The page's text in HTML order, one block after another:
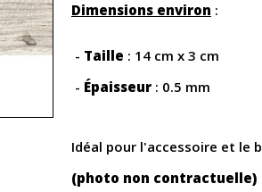
Dimensions environ :
- Taille : 14 cm x 3 cm
- Épaisseur : 0.5 mm
Idéal pour l'accessoire et le
(photo non contractuelle)